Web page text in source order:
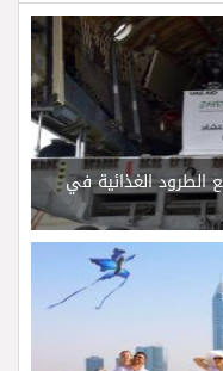
الطرود الغذائية في